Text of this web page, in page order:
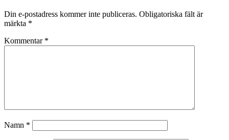
Din e-postadress kommer inte publiceras. Obligatoriska fält är
märkta *
Kommentar *
Namn *